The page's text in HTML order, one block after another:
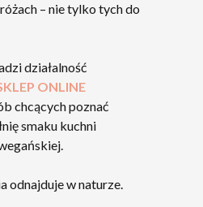
– nie tylko tych do
działalność
ONLINE
chcących poznać
smaku kuchni
odnajduje w naturze.